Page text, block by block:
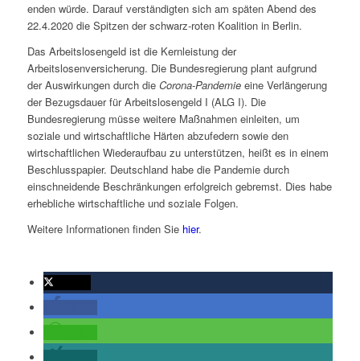
enden würde. Darauf verständigten sich am späten Abend des
22.4.2020 die Spitzen der schwarz-roten Koalition in Berlin.
Das Arbeitslosengeld ist die Kernleistung der
Arbeitslosenversicherung. Die Bundesregierung plant aufgrund
der Auswirkungen durch die Corona-Pandemieeine Verlängerung
der Bezugsdauer für Arbeitslosengeld I (ALG I). Die
Bundesregierung müsse weitere Maßnahmen einleiten, um
soziale und wirtschaftliche Härten abzufedern sowie den
wirtschaftlichen Wiederaufbau zu unterstützen, heißt es in einem
Beschlusspapier. Deutschland habe die Pandemie durch
einschneidende Beschränkungen erfolgreich gebremst. Dies habe
erhebliche wirtschaftliche und soziale Folgen.
Weitere Informationen finden Sie hier.